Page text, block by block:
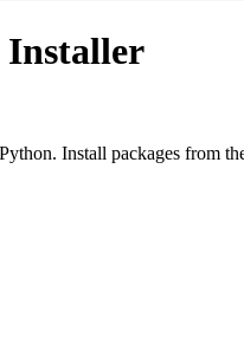
Install packages from